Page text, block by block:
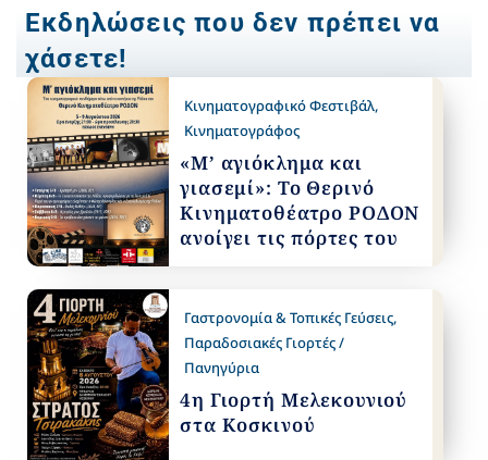
Εκδηλώσεις που δεν πρέπει να
χάσετε!
Κινηματογραφικό Φεστιβάλ,
Κινηματογράφος
«Μ’ αγιόκλημα και
γιασεμί»: Το Θερινό
Κινηματοθέατρο ΡΟΔΟΝ
ανοίγει τις πόρτες του
Γαστρονομία & Τοπικές Γεύσεις,
Παραδοσιακές Γιορτές /
Πανηγύρια
4η Γιορτή Μελεκουνιού
στα Κοσκινού